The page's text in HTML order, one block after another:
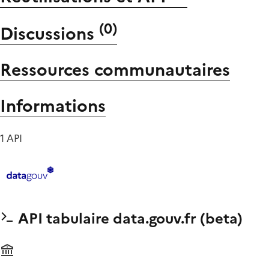
Discussions (0)
Ressources communautaires
Informations
1 API
API tabulaire data.gouv.fr (beta)